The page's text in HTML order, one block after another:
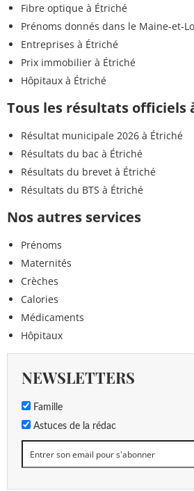
Fibre optique à Étriché
Prénoms donnés dans le Maine-et-
Entreprises à Étriché
Prix immobilier à Étriché
Hôpitaux à Étriché
Tous les résultats officiels
Résultat municipale 2026 à Étriché
Résultats du bac à Étriché
Résultats du brevet à Étriché
Résultats du BTS à Étriché
Nos autres services
Prénoms
Maternités
Crèches
Calories
Médicaments
Hôpitaux
NEWSLETTERS
Famille
Astuces de la rédac